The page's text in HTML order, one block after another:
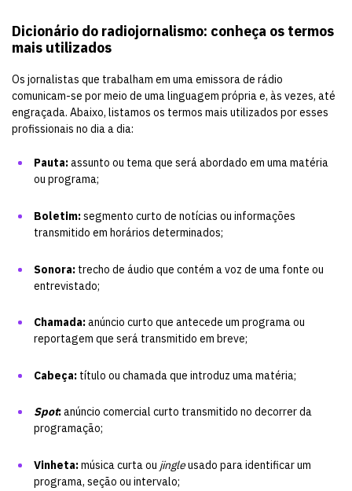
Dicionário do radiojornalismo: conheça os termos
mais utilizados
Os jornalistas que trabalham em uma emissora de rádio
comunicam-se por meio de uma linguagem própria e, às vezes, até
engraçada. Abaixo, listamos os termos mais utilizados por esses
profissionais no dia a dia:
Pauta:assunto ou tema que será abordado em uma matéria
ou programa;
Boletim:segmento curto de notícias ou informações
transmitido em horários determinados;
Sonora: trecho de áudio que contém a voz de uma fonte ou
entrevistado;
Chamada:anúncio curto que antecede um programa ou
reportagem que será transmitido em breve;
Cabeça: título ou chamada que introduz uma matéria;
Spot:anúncio comercial curto transmitido no decorrer da
programação;
Vinheta:música curta ou jingleusado para identificar um
programa, seção ou intervalo;